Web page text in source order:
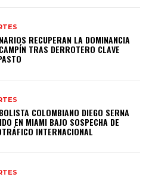
RECUPERAN LA DOMINANCIA
TRAS DERROTERO CLAVE
COLOMBIANO DIEGO SERNA
EN MIAMI BAJO SOSPECHA DE
INTERNACIONAL